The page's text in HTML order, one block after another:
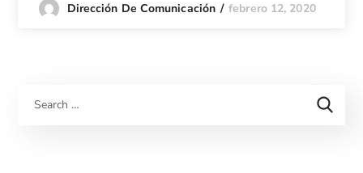
Dirección De Comunicación febrero 12, 2020